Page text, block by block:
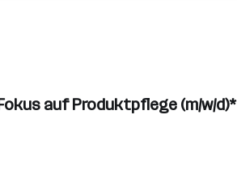
auf Produktpflege (m/w/d)*